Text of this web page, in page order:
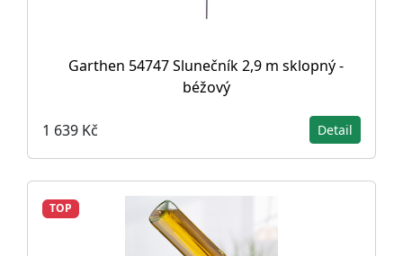
Garthen 54747 Slunečník 2,9 m sklopný -
béžový
1 639 Kč Detail
TOP